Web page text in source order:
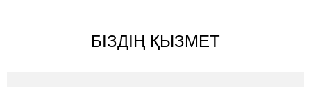
БІЗДІҢ ҚЫЗМЕТ